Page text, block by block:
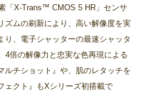
「X-Trans™ CMOS 5 HR」センサ
ズムの刷新により、高い解像度を実
り、電子シャッターの最速シャッタ
4倍の解像力と忠実な色再現による
ルチショット』や、肌のレタッチを
ェクト』もXシリーズ初搭載で